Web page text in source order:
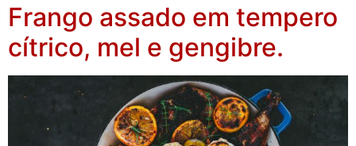
Frango assado em tempero
cítrico, mel e gengibre.